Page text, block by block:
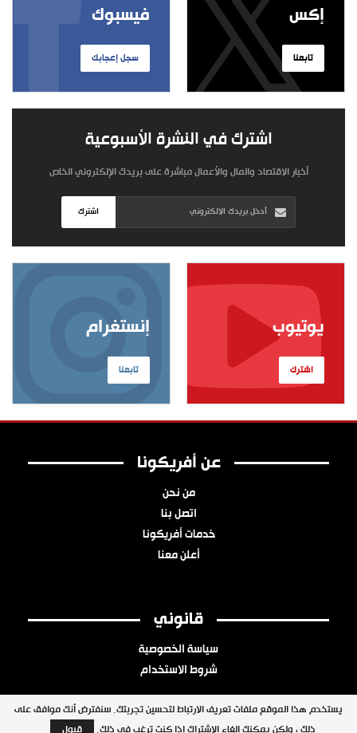
فيسبوك
سجل إعجابك
إكس
تابعنا
اشترك في النشرة الأسبوعية
أخبار الاقتصاد والمال والأعمال مباشرة على بريدك الإلكتروني الخاص
اشترك
إنستغرام
تابعنا
يوتيوب
اشترك
عن أفريكونا
من نحن
اتصل بنا
خدمات أفريكونا
أعلن معنا
قانوني
سياسة الخصوصية
شروط الاستخدام
يستخدم هذا الموقع ملفات تعريف الارتباط لتحسين تجربتك. سنفترض أنك موافق على